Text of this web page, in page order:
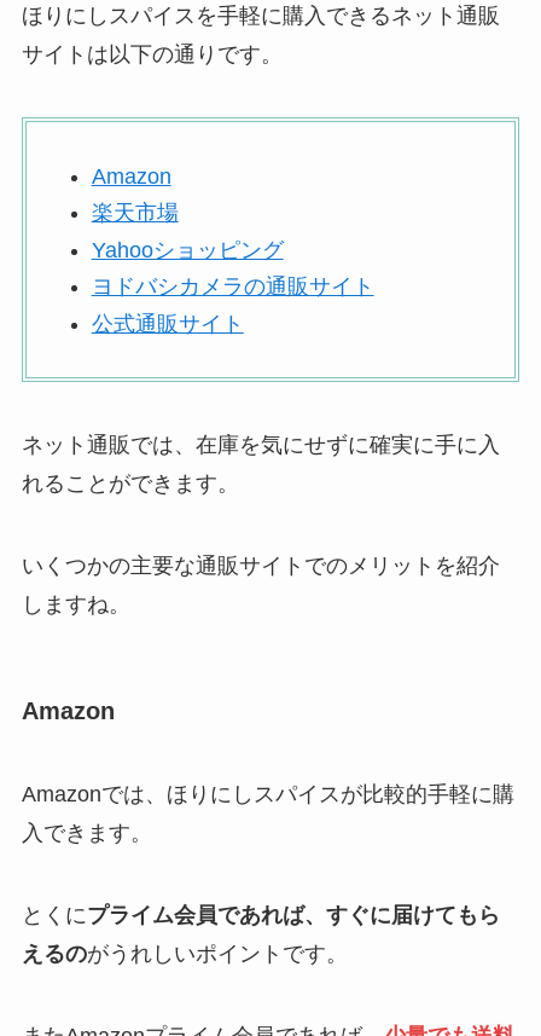
ほりにしスパイスを手軽に購入できるネット通販
サイトは以下の通りです。
Amazon
楽天市場
Yahooショッピング
ヨドバシカメラの通販サイト
公式通販サイト
ネット通販では、在庫を気にせずに確実に手に入
れることができます。
いくつかの主要な通販サイトでのメリットを紹介
しますね。
Amazon
Amazonでは、ほりにしスパイスが比較的手軽に購
入できます。
とくにプライム会員であれば、すぐに届けてもら
えるのがうれしいポイントです。